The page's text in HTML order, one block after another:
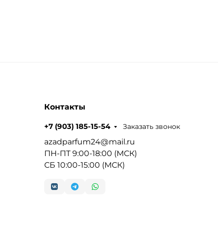
Контакты
+7 (903) 185-15-54 Заказать звонок
azadparfum24@mail.ru
ПН-ПТ 9:00-18:00 (МСК)
СБ 10:00-15:00 (МСК)